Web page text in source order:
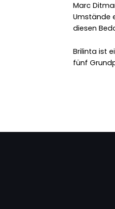
Marc
Umstände
diesen
Brilinta ist
fünf